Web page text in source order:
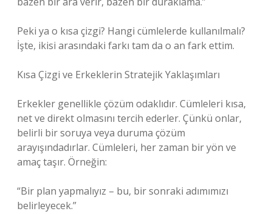
Peki ya o kısa çizgi? Hangi cümlelerde kullanılmalı?
İşte, ikisi arasındaki farkı tam da o an fark ettim.
Kısa Çizgi ve Erkeklerin Stratejik Yaklaşımları
Erkekler genellikle çözüm odaklıdır. Cümleleri kısa,
net ve direkt olmasını tercih ederler. Çünkü onlar,
belirli bir soruya veya duruma çözüm
arayışındadırlar. Cümleleri, her zaman bir yön ve
amaç taşır. Örneğin:
“Bir plan yapmalıyız – bu, bir sonraki adımımızı
belirleyecek.”